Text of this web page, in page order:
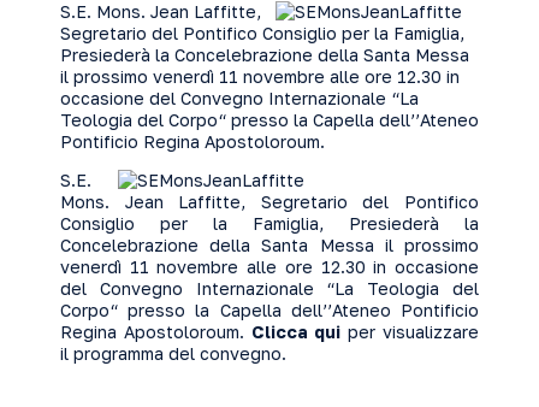
S.E. Mons. Jean Laffitte,
Segretario del Pontifico Consiglio per la Famiglia,
Presiederà la Concelebrazione della Santa Messa
il prossimo venerdì 11 novembre alle ore 12.30 in
occasione del Convegno Internazionale “La
Teologia del Corpo“ presso la Capella dell’’Ateneo
Pontificio Regina Apostoloroum.
S.E.
Mons. Jean Laffitte, Segretario del Pontifico
Consiglio per la Famiglia, Presiederà la
Concelebrazione della Santa Messa il prossimo
venerdì 11 novembre alle ore 12.30 in occasione
del Convegno Internazionale “La Teologia del
Corpo“ presso la Capella dell’’Ateneo Pontificio
Regina Apostoloroum. Clicca qui per visualizzare
il programma del convegno.